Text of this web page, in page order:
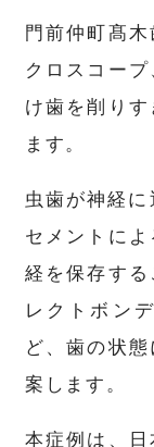
門前仲町髙
クロスコー
け歯を削り
ます。
虫歯が神経
セメントに
経を保存す
レクトボン
ど、歯の状
案します。
本症例は、